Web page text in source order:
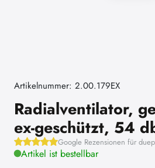
Artikelnummer: 2.00.179EX
Radialventilator,
ex-geschützt, 54
Google Rezensionen für
Artikel ist bestellbar